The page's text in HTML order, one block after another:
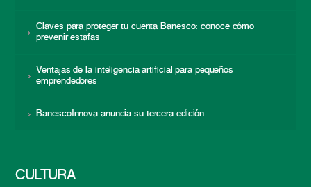
Claves para proteger tu cuenta Banesco: conoce cómo
prevenir estafas
Ventajas de la inteligencia artificial para pequeños
emprendedores
BanescoInnova anuncia su tercera edición
CULTURA